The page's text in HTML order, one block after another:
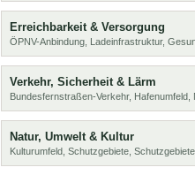
Erreichbarkeit & Versorgung
ÖPNV-Anbindung, Ladeinfrastruktur,
Verkehr, Sicherheit & Lärm
Bundesfernstraßen-Verkehr, Hafenumfeld,
Natur, Umwelt & Kultur
Kulturumfeld, Schutzgebiete,